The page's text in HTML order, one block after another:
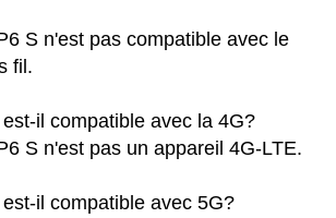
S n'est pas compatible avec le
fil.
il compatible avec la 4G?
S n'est pas un appareil 4G-LTE.
il compatible avec 5G?